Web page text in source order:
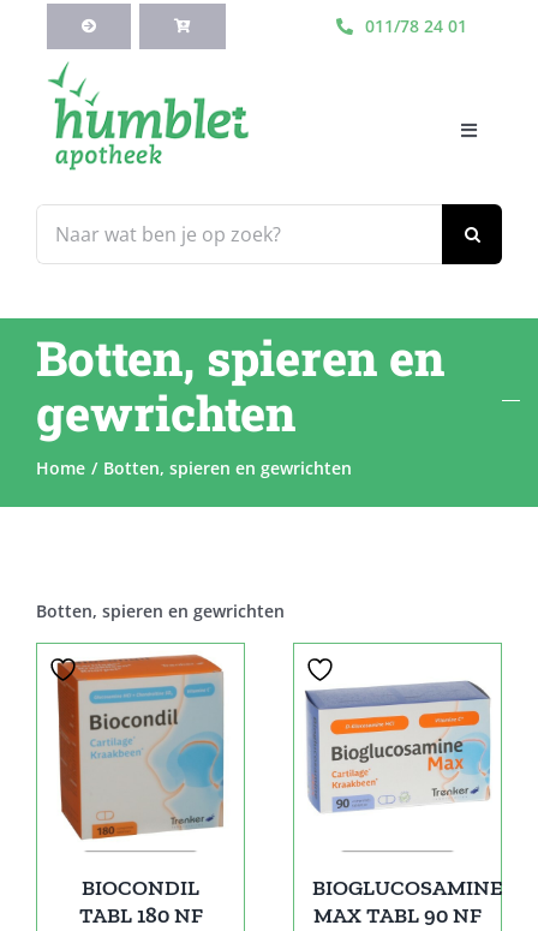
inhoud
011/78 24 01
naar:
Toggle
Webshop
Blog
Diensten
Contacteer Ons
Botten, spieren en
gewrichten
Home Botten, spieren en gewrichten
Botten, spieren en gewrichten
BIOCONDIL
TABL 180 NF
BIOGLUCOSAMINE
MAX TABL 90 NF